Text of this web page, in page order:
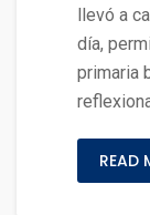
llevó a
día,
primaria
READ